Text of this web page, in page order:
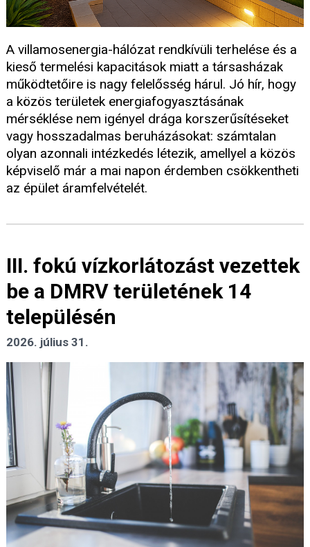
A villamosenergia-hálózat rendkívüli terhelése és a
kieső termelési kapacitások miatt a társasházak
működtetőire is nagy felelősség hárul. Jó hír, hogy
a közös területek energiafogyasztásának
mérséklése nem igényel drága korszerűsítéseket
vagy hosszadalmas beruházásokat: számtalan
olyan azonnali intézkedés létezik, amellyel a közös
képviselő már a mai napon érdemben csökkentheti
az épület áramfelvételét.
III. fokú vízkorlátozást vezettek
be a DMRV területének 14
településén
2026. július 31.